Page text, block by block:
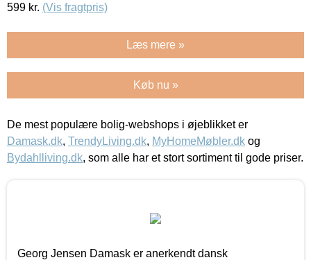
599 kr. (Vis fragtpris)
Læs mere »
Køb nu »
De mest populære bolig-webshops i øjeblikket er
Damask.dk, TrendyLiving.dk, MyHomeMøbler.dk og
Bydahlliving.dk, som alle har et stort sortiment til gode priser.
Georg Jensen Damask er anerkendt dansk